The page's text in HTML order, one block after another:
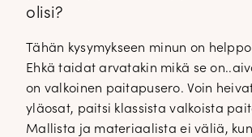
olisi?
Tähän kysymykseen minun on
Ehkä taidat arvatakin mikä se
on valkoinen paitapusero. Voin
yläosat, paitsi klassista valkoista
Mallista ja materiaalista ei väliä,